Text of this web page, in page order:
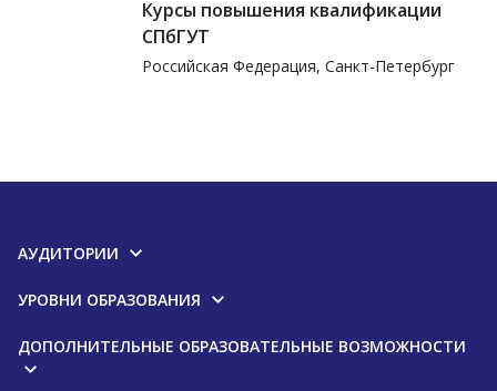
Курсы повышения квалификации
СПбГУТ
Российская Федерация, Санкт-Петербург
АУДИТОРИИ
УРОВНИ ОБРАЗОВАНИЯ
ДОПОЛНИТЕЛЬНЫЕ ОБРАЗОВАТЕЛЬНЫЕ ВОЗМОЖНОСТИ